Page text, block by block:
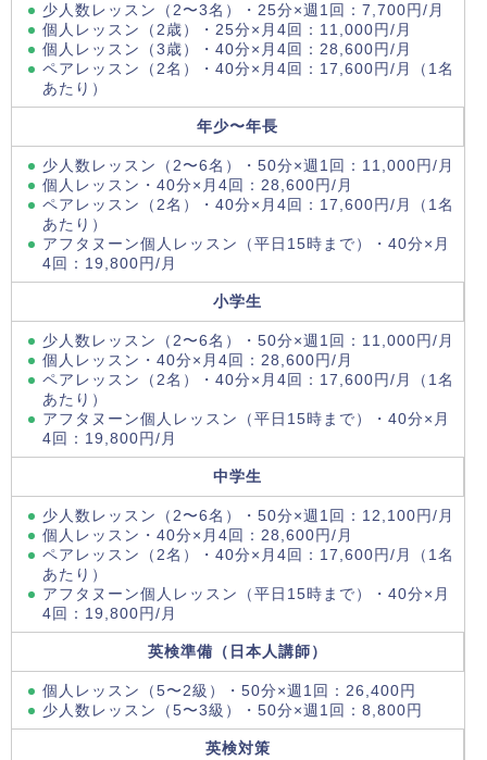
少人数レッスン（2〜3名）・25分×週1回：7,700円/月
個人レッスン（2歳）・25分×月4回：11,000円/月
個人レッスン（3歳）・40分×月4回：28,600円/月
ペアレッスン（2名）・40分×月4回：17,600円/月（1名
あたり）
年少〜年長
少人数レッスン（2〜6名）・50分×週1回：11,000円/月
個人レッスン・40分×月4回：28,600円/月
ペアレッスン（2名）・40分×月4回：17,600円/月（1名
あたり）
アフタヌーン個人レッスン（平日15時まで）・40分×月
4回：19,800円/月
小学生
少人数レッスン（2〜6名）・50分×週1回：11,000円/月
個人レッスン・40分×月4回：28,600円/月
ペアレッスン（2名）・40分×月4回：17,600円/月（1名
あたり）
アフタヌーン個人レッスン（平日15時まで）・40分×月
4回：19,800円/月
中学生
少人数レッスン（2〜6名）・50分×週1回：12,100円/月
個人レッスン・40分×月4回：28,600円/月
ペアレッスン（2名）・40分×月4回：17,600円/月（1名
あたり）
アフタヌーン個人レッスン（平日15時まで）・40分×月
4回：19,800円/月
英検準備（日本人講師）
個人レッスン（5〜2級）・50分×週1回：26,400円
少人数レッスン（5〜3級）・50分×週1回：8,800円
英検対策